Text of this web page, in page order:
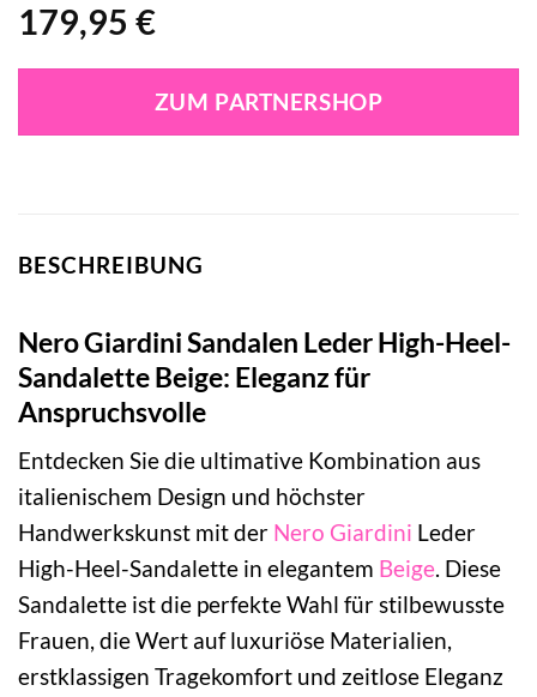
179,95 €
ZUM PARTNERSHOP
BESCHREIBUNG
Nero Giardini Sandalen Leder High-Heel-
Sandalette Beige: Eleganz für
Anspruchsvolle
Entdecken Sie die ultimative Kombination aus
italienischem Design und höchster
Handwerkskunst mit der Nero Giardini Leder
High-Heel-Sandalette in elegantem Beige. Diese
Sandalette ist die perfekte Wahl für stilbewusste
Frauen, die Wert auf luxuriöse Materialien,
erstklassigen Tragekomfort und zeitlose Eleganz